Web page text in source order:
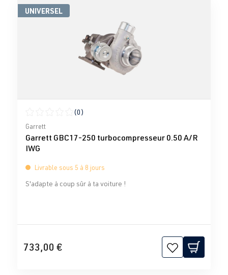
UNIVERSEL
Note moyenne de 0 sur 5 étoiles
(0)
Garrett
Garrett GBC17-250 turbocompresseur 0.50 A/R
IWG
Livrable sous 5 à 8 jours
S'adapte à coup sûr à ta voiture !
733,00 €